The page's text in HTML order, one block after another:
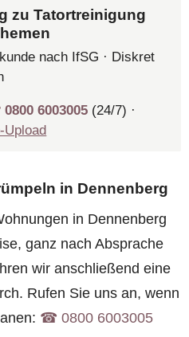
zu Tatortreinigung
nach IfSG · Diskret
6003005 (24/7) ·
Upload
in Dennenberg
in Dennenberg
ganz nach Absprache
wir anschließend eine
Rufen Sie uns an, wenn
☎︎ 0800 6003005